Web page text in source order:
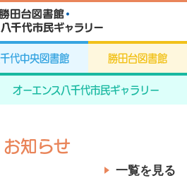
代中央図書館 勝田台図書館
オーエンス八千代市民ギャラリー
お知らせ
一覧を見る